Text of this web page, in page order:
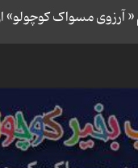
« آرزوی مسواک